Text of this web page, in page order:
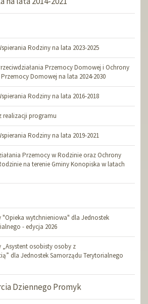
Rodziny na lata 2023-2025
Przemocy Domowej i Ochrony
Domowej na lata 2024-2030
Rodziny na lata 2016-2018
realizacji programu
Rodziny na lata 2019-2021
Przemocy w Rodzinie oraz Ochrony
na terenie Gminy Konopiska w latach
wytchnieniowa" dla Jednostek
- edycja 2026
osobisty osoby z
dla Jednostek Samorządu Terytorialnego
Dziennego Promyk